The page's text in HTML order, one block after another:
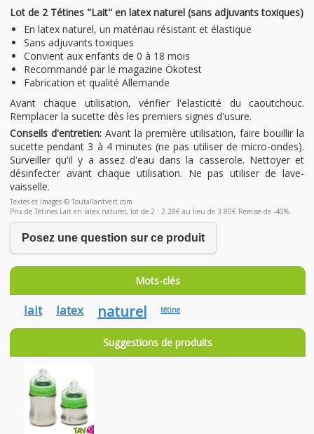
Lot de 2 Tétines "Lait" en latex naturel (sans adjuvants toxiques)
En latex naturel, un matériau résistant et élastique
Sans adjuvants toxiques
Convient aux enfants de 0 à 18 mois
Recommandé par le magazine Ökotest
Fabrication et qualité Allemande
Avant chaque utilisation, vérifier l'elasticité du caoutchouc.
Remplacer la sucette dès les premiers signes d'usure.
Conseils d'entretien: Avant la première utilisation, faire bouillir la
sucette pendant 3 à 4 minutes (ne pas utiliser de micro-ondes).
Surveiller qu'il y a assez d'eau dans la casserole. Nettoyer et
désinfecter avant chaque utilisation. Ne pas utiliser de lave-
vaisselle.
Textes et images © Toutallantvert.com
Prix de Tétines Lait en latex naturel, lot de 2 : 2.28€ au lieu de 3.80€ Remise de -40%
Posez une question sur ce produit
Mots-clés
lait latex naturel tétine
Suggestions de produits